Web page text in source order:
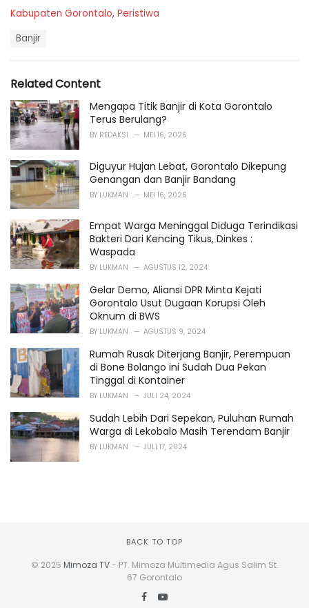
C
r
i
e
s
:
Kabupaten Gorontalo, Peristiwa
:
Banjir
Related Content
Mengapa Titik Banjir di Kota Gorontalo
Terus Berulang?
BY REDAKSI MEI 16, 2026
Diguyur Hujan Lebat, Gorontalo Dikepung
Genangan dan Banjir Bandang
BY LUKMAN MEI 16, 2026
Empat Warga Meninggal Diduga Terindikasi
Bakteri Dari Kencing Tikus, Dinkes :
Waspada
BY LUKMAN AGUSTUS 12, 2024
Gelar Demo, Aliansi DPR Minta Kejati
Gorontalo Usut Dugaan Korupsi Oleh
Oknum di BWS
BY LUKMAN AGUSTUS 9, 2024
Rumah Rusak Diterjang Banjir, Perempuan
di Bone Bolango ini Sudah Dua Pekan
Tinggal di Kontainer
BY LUKMAN JULI 24, 2024
Sudah Lebih Dari Sepekan, Puluhan Rumah
Warga di Lekobalo Masih Terendam Banjir
BY LUKMAN JULI 17, 2024
BACK TO TOP
© 2025 Mimoza TV- PT. Mimoza Multimedia Agus Salim St.
67 Gorontalo